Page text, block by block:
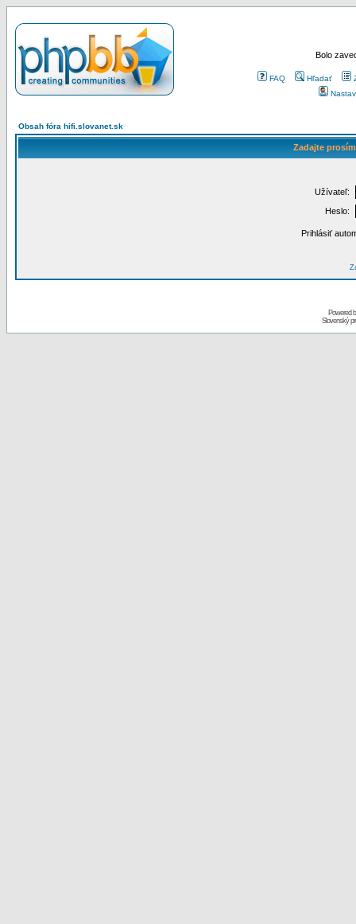
Bolo
FAQ Hľadať
Obsah fóra hifi.slovanet.sk
Zadajte
Užívateľ:
Heslo:
Prihlásiť
Powered
Slovenský